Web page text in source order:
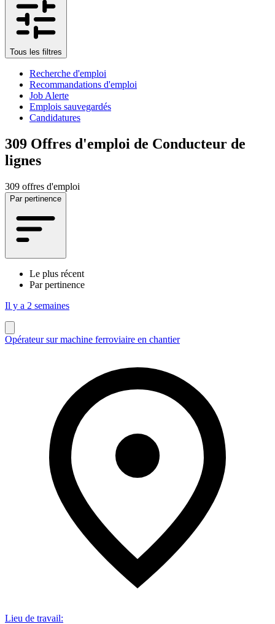
Tous les filtres
Recherche d'emploi
Recommandations d'emploi
Job Alerte
Emplois sauvegardés
Candidatures
309 Offres d'emploi de Conducteur de
lignes
309 offres d'emploi
Par pertinence
Le plus récent
Par pertinence
Il y a 2 semaines
Opérateur sur machine ferroviaire en chantier
Lieu de travail: